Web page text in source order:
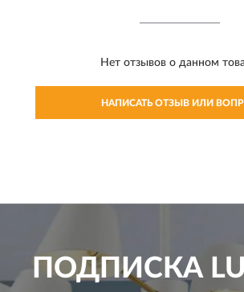
Нет отзывов о данном
НАПИСАТЬ ОТЗЫВ ИЛИ
ПОДПИСКА